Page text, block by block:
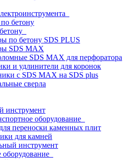
бетону
по бетону SDS PLUS
SDS MAX
SDS MAX для перфоратора
и удлинители для коронок
с SDS MAX на SDS plus
сверла
инструмент
оборудование
переноски каменных плит
для камней
инструмент
оборудование